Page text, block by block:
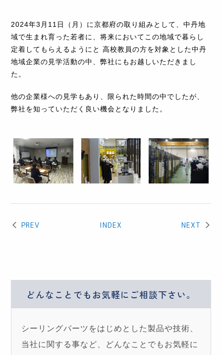
2024年3月11日（月）に京都府の取り組みとして、中丹地
域で生まれ育った若者に、将来においてこの地域で暮らし
定着してもらえるようにと 高校教員の方を対象とした中丹
地域企業の見学活動の中、弊社にもお越しいただきまし
た。
他の企業様への見学もあり、限られた時間の中でしたが、
弊社を知っていただく良い機会となりました。
PREV INDEX NEXT
どんなことでもお気軽に ご相談下さい。
シーリングパーツをはじめとした製品や技術、
当社に関する事など、どんなことでもお気軽に